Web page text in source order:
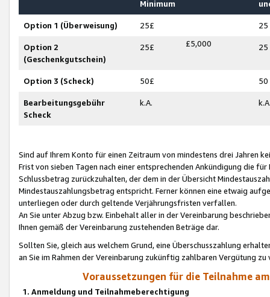
Minimum
Option 1 (Überweisung) 25£ 25
Option 2
(Geschenkgutschein)
25£ £5,000 25
Option 3 (Scheck) 50£ 50
Bearbeitungsgebühr
Scheck
k.A.
Sind auf Ihrem Konto für einen Zeitraum von mindestens drei Jahren
Frist von sieben Tagen nach einer entsprechenden Ankündigung die
Schlussbetrag zurückzuhalten, der dem in der Übersicht
Mindestauszahlungsbetrag entspricht. Ferner können eine etwaig
unterliegen oder durch geltende Verjährungsfristen verfallen.
An Sie unter Abzug bzw. Einbehalt aller in der Vereinbarung
Ihnen gemäß der Vereinbarung zustehenden Beträge dar.
Sollten Sie, gleich aus welchem Grund, eine Überschusszahlung
an Sie im Rahmen der Vereinbarung zukünftig zahlbaren Vergütung zu
Voraussetzungen für die Teilnahme
1. Anmeldung und Teilnahmeberechtigung